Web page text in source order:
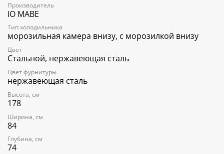
- Электронное управление
- Корпус холодильника из гальванизированной стали
ХАРАКТЕРИСТИКИ ХОЛОДИЛЬНОЙ КАМЕРЫ:
ТЕМПЕРАТУРА ОХЛАЖДЕНИЯ: от +2 °C до +8°C, РЕГУЛИРУЕМАЯ
- 4 регулируемые полки из закалённого стекла
- 1 стеклянная полка Slide-out
- 2 отсека для хранения овощей и фруктов с контролем влажности
- 1 отсек для гастрономических продуктов
- 8 дверных полок
- Внутренняя подсветка: 2 верхние и 2 боковые лампочки LED
ХАРАКТЕРИСТИКИ МОРОЗИЛЬНОЙ КАМЕРЫ:
МАКСИМАЛЬНАЯ ТЕМПЕРАТУРА ЗАМОРОЗКИ: ДО -30°C,
РЕГУЛИРУЕМАЯ
- 2 выдвижные корзины
- Внутренняя подсветка: 2 верхние лампочки LED
Производитель
IO MABE
Тип холодильника
морозильная камера внизу, с морозилкой внизу
Цвет
Стальной, нержавеющая сталь
Цвет фурнитуры
нержавеющая сталь
Высота, см
178
Ширина, см
84
Глубина, см
74